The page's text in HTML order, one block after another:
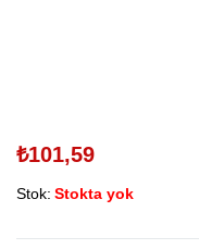
₺101,59
Stok: Stokta yok